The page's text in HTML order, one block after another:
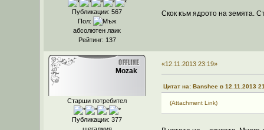
Публикации: 567
Пол:
абсолютен лаик
Рейтинг: 137
Скок към ядрото на земята.
Mozak
Старши потребител
Публикации: 377
шегаджия
«12.11.2013 23:19»
Цитат на: Banshee в 12.11.2013
(Attachment Link)